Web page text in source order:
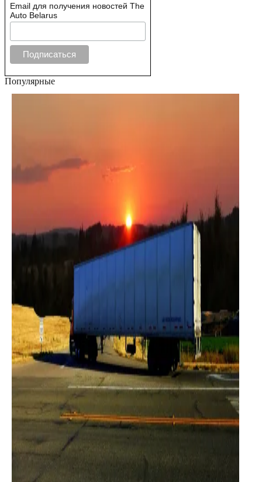
Email для получения новостей The
Auto Belarus
Популярные